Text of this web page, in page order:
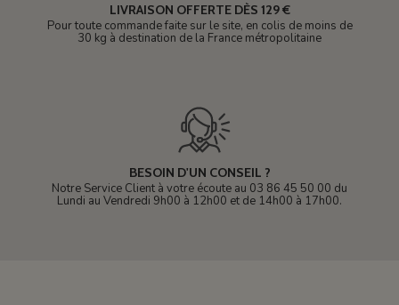
LIVRAISON OFFERTE DÈS 129 €
Pour toute commande faite sur le site, en colis de moins de
30 kg à destination de la France métropolitaine
BESOIN D'UN CONSEIL ?
Notre Service Client à votre écoute au 03 86 45 50 00 du
Lundi au Vendredi 9h00 à 12h00 et de 14h00 à 17h00.